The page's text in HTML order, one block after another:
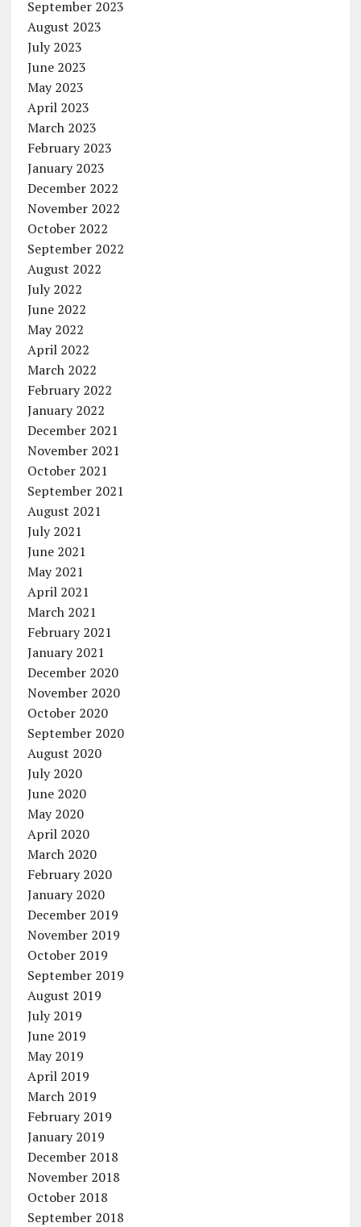
September 2023
August 2023
July 2023
June 2023
May 2023
April 2023
March 2023
February 2023
January 2023
December 2022
November 2022
October 2022
September 2022
August 2022
July 2022
June 2022
May 2022
April 2022
March 2022
February 2022
January 2022
December 2021
November 2021
October 2021
September 2021
August 2021
July 2021
June 2021
May 2021
April 2021
March 2021
February 2021
January 2021
December 2020
November 2020
October 2020
September 2020
August 2020
July 2020
June 2020
May 2020
April 2020
March 2020
February 2020
January 2020
December 2019
November 2019
October 2019
September 2019
August 2019
July 2019
June 2019
May 2019
April 2019
March 2019
February 2019
January 2019
December 2018
November 2018
October 2018
September 2018